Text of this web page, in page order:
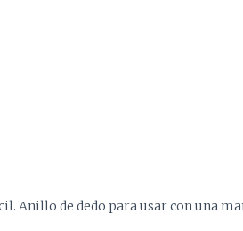
Anillo de dedo para usar con una